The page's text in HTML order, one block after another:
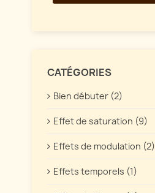
CATÉGORIES
Bien débuter (2)
Effet de saturation (9)
Effets de modulation (2)
Effets temporels (1)